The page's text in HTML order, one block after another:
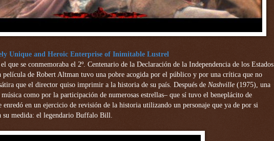
Unique and Heroic Enterprise of Inimitable Lustrel
que se conmemoraba el 2º. Centenario de la Declaración de la Independencia de los Estados
película de Robert Altman tuvo una pobre acogida por el público y por una crítica que no
que el director quiso imprimir a la historia de su país. Después de Nashville (1975), una
como por la participación de numerosas estrellas– que sí tuvo el beneplácito de
en un ejercicio de revisión de la historia utilizando un personaje que ya de por si
su medida: el legendario Buffalo Bill.